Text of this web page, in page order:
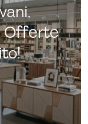
Offerte